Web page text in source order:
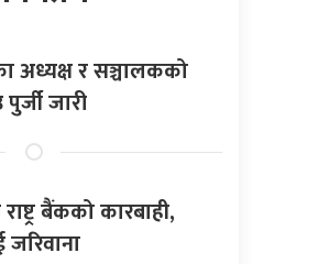
अध्यक्ष र सञ्चालकको
जारी
बैंकको कारबाही,